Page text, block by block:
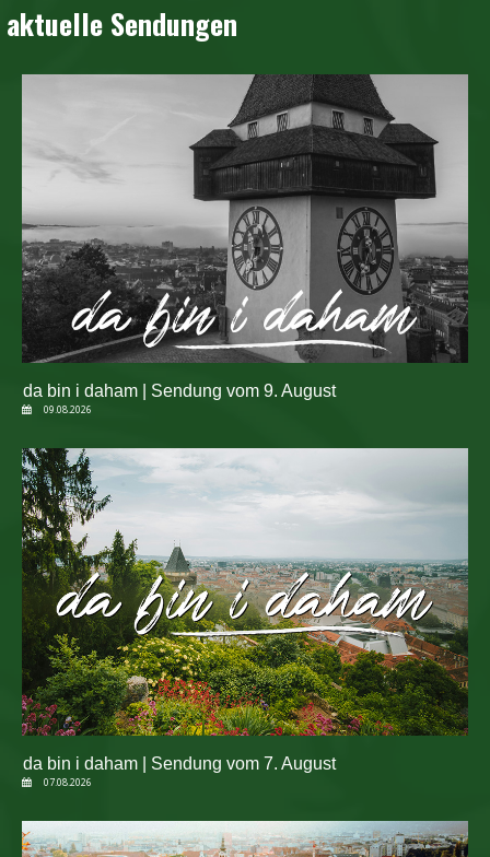
aktuelle Sendungen
da bin i daham | Sendung vom 9. August
09.08.2026
da bin i daham | Sendung vom 7. August
07.08.2026